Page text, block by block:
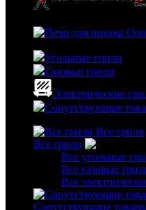
Угольные грили
Газовые грили
Электрические
Сопутствующие
Все грили
Все грили
Все угольные
Все газовые
Все
Сопутствующие